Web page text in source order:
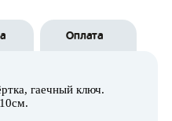
Оплата
гаечный ключ.